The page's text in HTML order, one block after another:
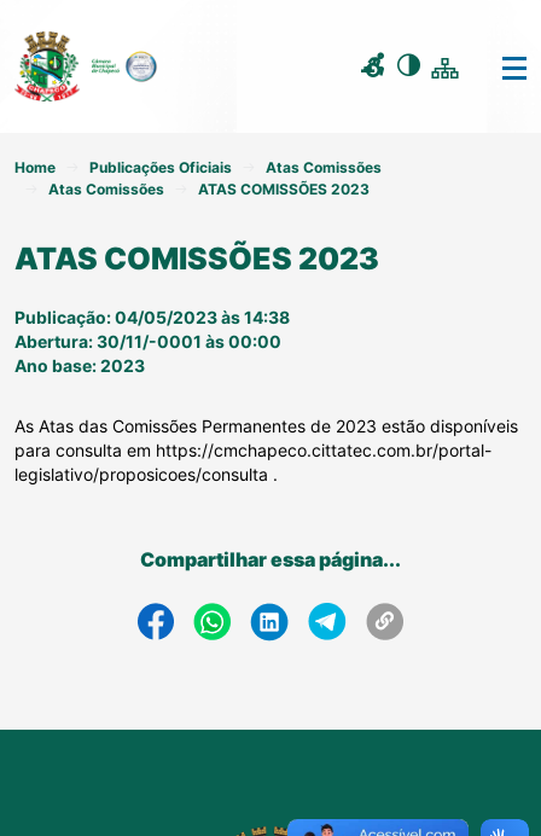
Home Publicações Oficiais
Atas Comissões
Atas Comissões
ATAS COMISSÕES 2023
ATAS COMISSÕES 2023
Publicação: 04/05/2023 às 14:38
Abertura: 30/11/-0001 às 00:00
Ano base: 2023
As Atas das Comissões Permanentes de 2023 estão disponíveis
para consulta em https://cmchapeco.cittatec.com.br/portal-
legislativo/proposicoes/consulta .
Compartilhar essa página...